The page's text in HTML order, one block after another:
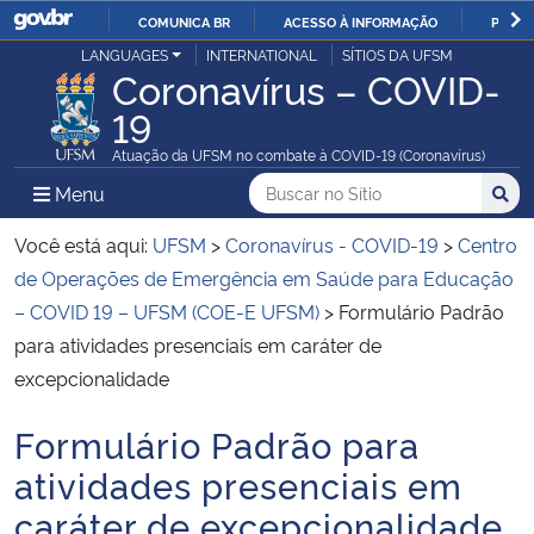
IR
PARA
CONTEÚDO
COMUNICA BR ACESSO À INFORMAÇÃO
Ministério da Justiça e Segurança Pública
Ministério da Defesa
Ministério das Relações Exteriores
Ministério da Economia
Ministério da Infraestrutura
Ministério da Educação
LANGUAGES INTERNATIONAL SÍTIOS DA UFSM
Coronavírus – COVID-
19
Atuação da UFSM no combate à COVID-19 (Coronavírus)
Menu Menu Principal do Sítio
Busca
Buscar no no Sítio
Busca:
Você está aqui: UFSM >Coronavírus - COVID-19 >Centro
de Operações de Emergência em Saúde para Educação
– COVID 19 – UFSM (COE-E UFSM) > Formulário Padrão
para atividades presenciais em caráter de
excepcionalidade
Início do conteúdo
Formulário Padrão para
atividades presenciais em
caráter de excepcionalidade